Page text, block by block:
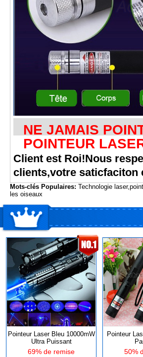
NE JAMAIS
POINTEUR
Client est Roi!Nous
clients,votre
Mots-clés Populaires: Technologie laser,
les oiseaux
Pointeur Laser Bleu 10000mW
Ultra Puissant
69% de remise
Pointeur
50%